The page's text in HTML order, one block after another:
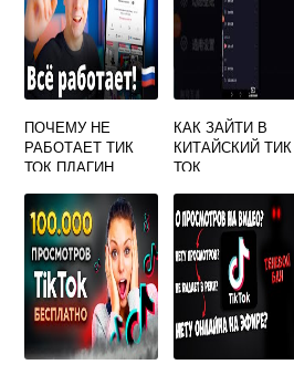
ПОЧЕМУ НЕ
РАБОТАЕТ ТИК
ТОК ПЛАГИН
КАК ЗАЙТИ В
КИТАЙСКИЙ ТИК
ТОК